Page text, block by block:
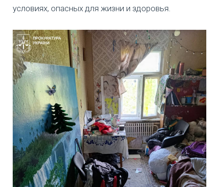
условиях, опасных для жизни и здоровья.